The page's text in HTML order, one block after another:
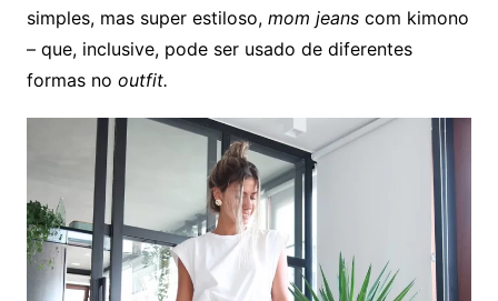
simples, mas super estiloso, mom jeanscom kimono
– que, inclusive, pode ser usado de diferentes
formas no outfit.